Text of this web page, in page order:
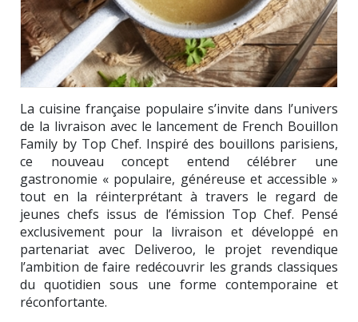
La cuisine française populaire s’invite dans l’univers
de la livraison avec le lancement de French Bouillon
Family by Top Chef. Inspiré des bouillons parisiens,
ce nouveau concept entend célébrer une
gastronomie « populaire, généreuse et accessible »
tout en la réinterprétant à travers le regard de
jeunes chefs issus de l’émission Top Chef. Pensé
exclusivement pour la livraison et développé en
partenariat avec Deliveroo, le projet revendique
l’ambition de faire redécouvrir les grands classiques
du quotidien sous une forme contemporaine et
réconfortante.